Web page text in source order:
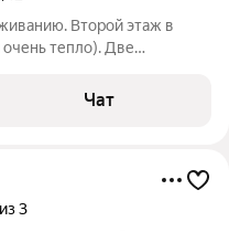
Второй этаж в
тепло). Две
встроенный шкаф
в
Чат
3